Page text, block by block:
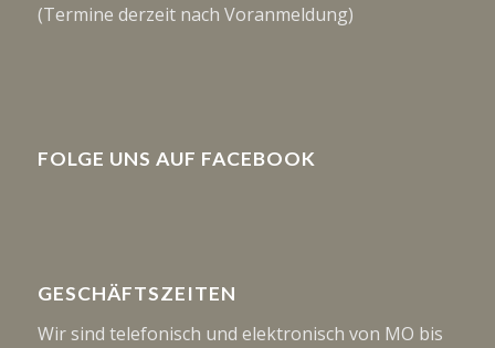
(Termine derzeit nach Voranmeldung)
FOLGE UNS AUF FACEBOOK
GESCHÄFTSZEITEN
Wir sind telefonisch und elektronisch von MO bis